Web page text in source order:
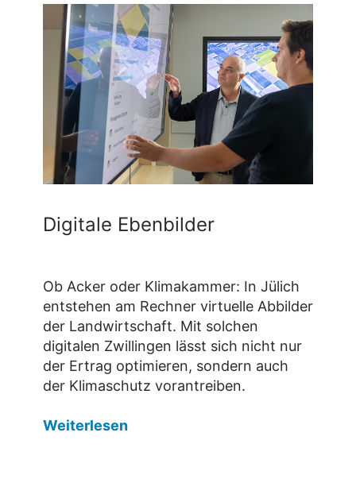
Digitale Ebenbilder
Ob Acker oder Klimakammer: In Jülich
entstehen am Rechner virtuelle Abbilder
der Landwirtschaft. Mit solchen
digitalen Zwillingen lässt sich nicht nur
der Ertrag optimieren, sondern auch
der Klimaschutz vorantreiben.
Weiterlesen